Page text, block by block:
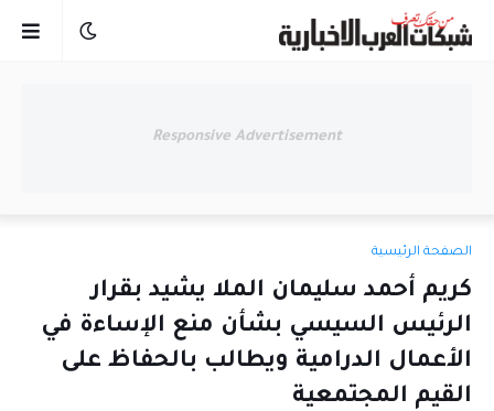
Responsive Advertisement
الصفحة الرئيسية
كريم أحمد سليمان الملا يشيد بقرار
الرئيس السيسي بشأن منع الإساءة في
الأعمال الدرامية ويطالب بالحفاظ على
القيم المجتمعية